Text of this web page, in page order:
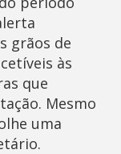
grãos de
às
que
Mesmo
uma